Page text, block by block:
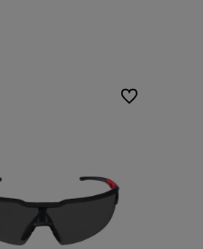
Do ulubionych